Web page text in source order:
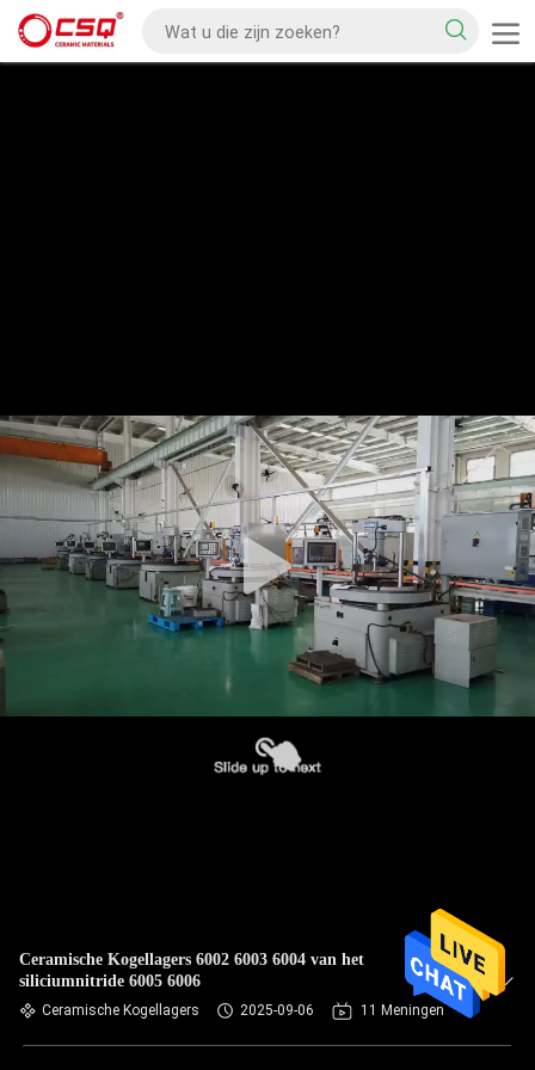
Ceramische Kogellagers 6002 6003 6004 van het
siliciumnitride 6005 6006
Ceramische Kogellagers 2025-09-06 11 Meningen